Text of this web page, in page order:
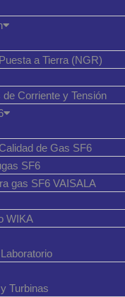
a Tierra (NGR)
Corriente y Tensión
de Gas SF6
SF6
gas SF6 VAISALA
WIKA
Turbinas